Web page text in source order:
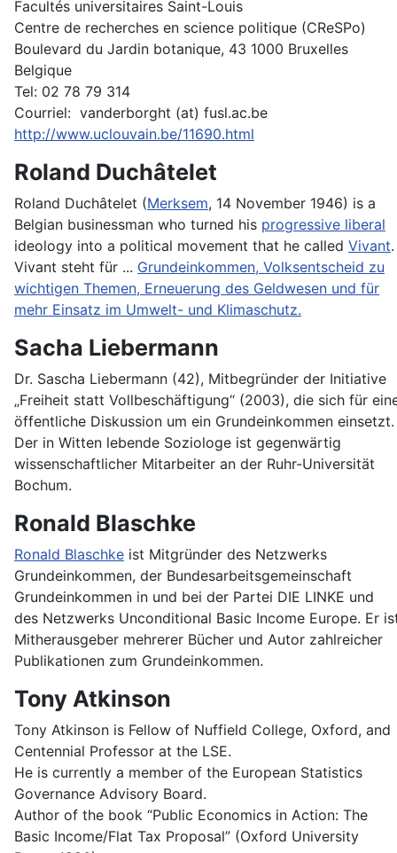
Facultés universitaires Saint-Louis
Centre de recherches en science politique (CReSPo)
Boulevard du Jardin botanique, 43 1000 Bruxelles
Belgique
Tel: 02 78 79 314
Courriel: vanderborght (at) fusl.ac.be
http://www.uclouvain.be/11690.html
Roland Duchâtelet
Roland Duchâtelet (Merksem, 14 November 1946) is a
Belgian businessman who turned his progressive liberal
ideology into a political movement that he called Vivant.
Vivant steht für ... Grundeinkommen, Volksentscheid zu
wichtigen Themen, Erneuerung des Geldwesen und für
mehr Einsatz im Umwelt- und Klimaschutz.
Sacha Liebermann
Dr. Sascha Liebermann (42), Mitbegründer der Initiative
„Freiheit statt Vollbeschäftigung“ (2003), die sich für
öffentliche Diskussion um ein Grundeinkommen einsetzt.
Der in Witten lebende Soziologe ist gegenwärtig
wissenschaftlicher Mitarbeiter an der Ruhr-Universität
Bochum.
Ronald Blaschke
Ronald Blaschke ist Mitgründer des Netzwerks
Grundeinkommen, der Bundesarbeitsgemeinschaft
Grundeinkommen in und bei der Partei DIE LINKE und
des Netzwerks Unconditional Basic Income Europe. Er
Mitherausgeber mehrerer Bücher und Autor zahlreicher
Publikationen zum Grundeinkommen.
Tony Atkinson
Tony Atkinson is Fellow of Nuffield College, Oxford, and
Centennial Professor at the LSE.
He is currently a member of the European Statistics
Governance Advisory Board.
Author of the book “Public Economics in Action: The
Basic Income/Flat Tax Proposal” (Oxford University